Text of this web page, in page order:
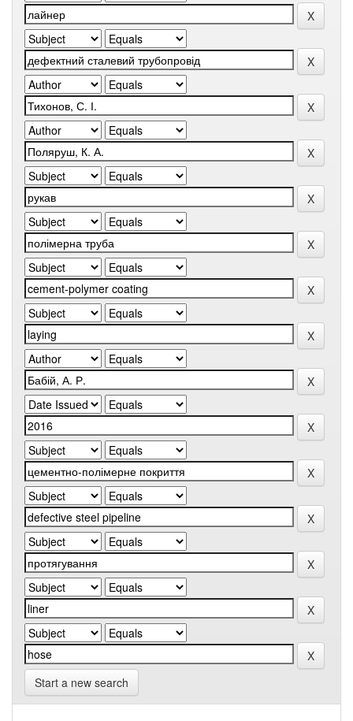
Start a new search